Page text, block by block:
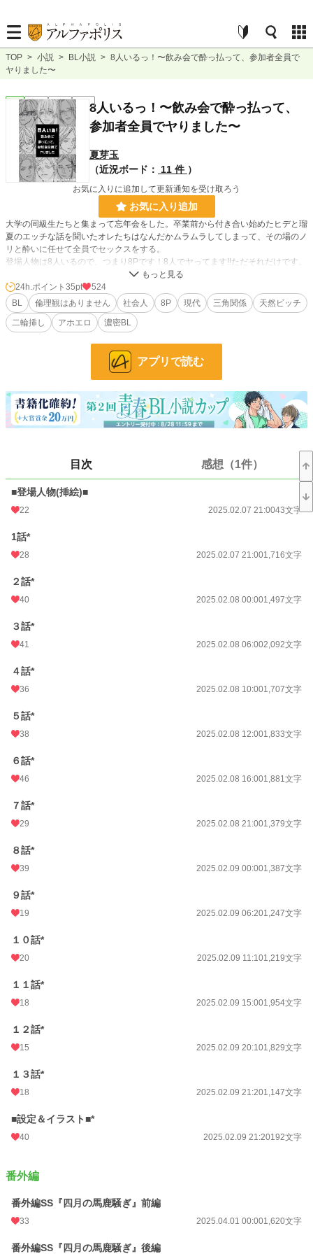
TOP > 小説 > BL小説 > 8人いるっ！〜飲み会で酔っ払って、参加者全員で
ヤりました〜
BL 完結 長編
8人いるっ！〜飲み会で酔っ払って、
参加者全員でヤりました〜
夏芽玉
（近況ボード：
11 件 ）
お気に入りに追加して更新通知を受け取ろう
お気に入り追加
大学の同級生たちと集まって忘年会をした。卒業前から付き合い始めたヒデと瑠
夏のエッチな話を聞いたオレたちはなんだかムラムラしてしまって、その場のノ
リと酔いに任せて全員でセックスをする。
登場人物は8人いるので、つまり8Pです！8人でヤってます!!ただそれだけです。
※イラストはきんだいきちたま様に描いていただきました!!
小説 19,218 位 / 228,745 件
4,634 位 / 31,412 件
24h.ポイント 35 pt
文字数 24,392
2025.02.07 21:00
初回完結日時 2025.02.10 09:51
週間ポイント
月間ポイント
累計ポイント
24h.ポイント 35pt
524
BL
倫理観はありません 社会人 8P 現代 三角関係
天然ビッチ
二輪挿し
アホエロ 濃密BL
アプリで読む
目次 感想（1件）
■登場人物(挿絵)■
22 2025.02.07 21:0043文字
1話*
28 2025.02.07 21:001,716文字
２話*
40 2025.02.08 00:001,497文字
３話*
41 2025.02.08 06:002,092文字
４話*
36 2025.02.08 10:001,707文字
５話*
38 2025.02.08 12:001,833文字
６話*
46 2025.02.08 16:001,881文字
７話*
29 2025.02.08 21:001,379文字
８話*
39 2025.02.09 00:001,387文字
９話*
19 2025.02.09 06:201,247文字
１０話*
20 2025.02.09 11:101,219文字
１１話*
18 2025.02.09 15:001,954文字
１２話*
15 2025.02.09 20:101,829文字
１３話*
18 2025.02.09 21:201,147文字
■設定＆イラスト■*
40 2025.02.09 21:20192文字
番外編
番外編SS『四月の馬鹿騒ぎ』前編
33 2025.04.01 00:001,620文字
番外編SS『四月の馬鹿騒ぎ』後編